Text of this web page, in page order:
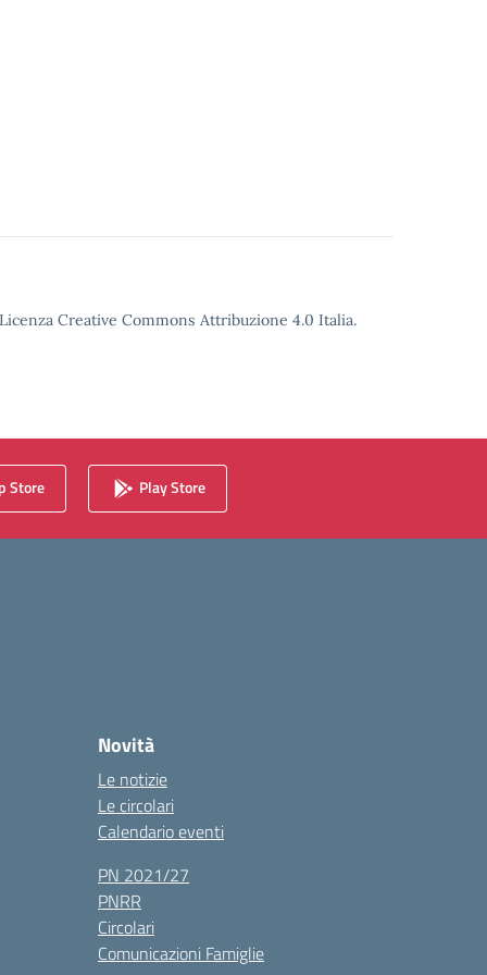
Creative Commons Attribuzione 4.0 Italia.
Store Play Store
Novità
Le notizie
Le circolari
Calendario eventi
PN 2021/27
PNRR
Circolari
Comunicazioni Famiglie